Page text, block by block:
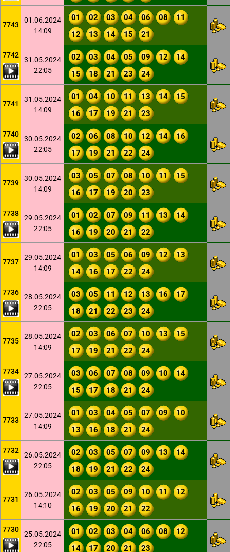
7743
01.06.2024
14:09
01 02 03 04 06 08
11
12
13 14 15 21
7742
31.05.2024
22:05
02 03 04 05 09 12
14
15
18 21 23 24
7741
31.05.2024
14:09
01 04 10 11 13 14
15
16
17 19 21 23
7740
30.05.2024
22:05
02 06 08 10 12 14
16
17
19 21 22 24
7739
30.05.2024
14:09
03 05 07 08 10 11
15
16
17 19 20 23
7738
29.05.2024
22:05
01 02 07 09 11 13
14
16
19 20 21 22
7737
29.05.2024
14:09
01 03 05 06 09 12
13
14
16 17 22 24
7736
28.05.2024
22:05
03 05 11 12 13 16
17
18
21 22 23 24
7735
28.05.2024
14:09
02 03 06 07 10 13
15
17
19 21 22 24
7734
27.05.2024
22:05
03 06 07 08 09 10
14
15
17 18 21 24
7733
27.05.2024
14:09
01 03 04 05 07 09
10
13
16 18 21 24
7732
26.05.2024
22:05
02 03 05 07 09 13
14
18
19 21 22 24
7731
26.05.2024
14:10
02 03 05 09 10 11
12
16
19 20 21 22
7730
25.05.2024
22:05
01 02 03 04 06 08
12
14
17 20 21 23